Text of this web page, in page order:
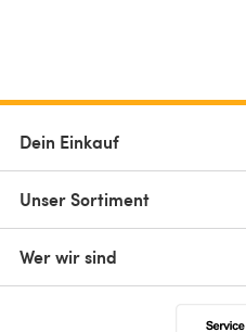
Dein Einkauf
Unser Sortiment
Wer wir sind